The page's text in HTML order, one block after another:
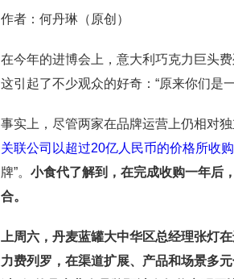
作者：何丹琳（原创）
在今年的进博会上，意大利巧克力巨头
这引起了不少观众的好奇：“原来你们是
事实上，尽管两家在品牌运营上仍相对
关联公司以超过20亿人民币的价格所收购
牌”。 小食代了解到，在完成收购一年后
合。
上周六，丹麦蓝罐大中华区总经理张灯
力费列罗，在渠道扩展、产品和场景多